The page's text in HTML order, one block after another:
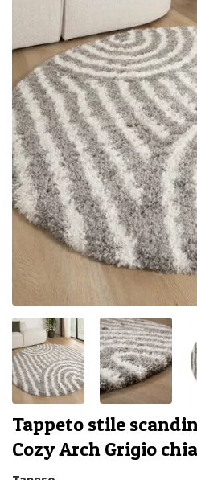
Tappeto stile
Cozy Arch Grigio